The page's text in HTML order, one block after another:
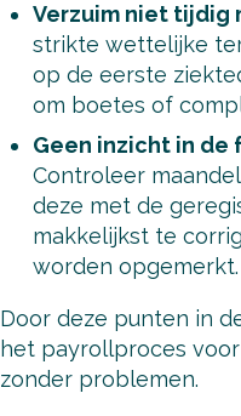
Verzuim niet tijdig
strikte wettelijke
op de eerste
om boetes of
Geen inzicht in
Controleer
deze met de
makkelijkst te
worden opgemerkt.
Door deze punten in
het payrollproces
zonder problemen.